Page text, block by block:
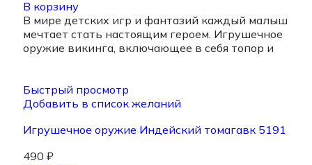
В корзину
В мире детских игр и фантазий каждый малыш
мечтает стать настоящим героем. Игрушечное
оружие викинга, включающее в себя топор и
Быстрый просмотр
Добавить в список желаний
Игрушечное оружие Индейский томагавк 5191
490 ₽